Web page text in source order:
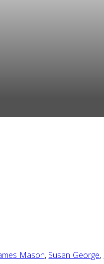
Mason, Susan George,